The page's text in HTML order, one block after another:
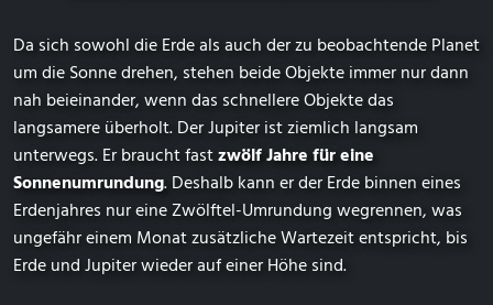
Da sich sowohl die Erde als auch der zu beobachtende Planet
um die Sonne drehen, stehen beide Objekte immer nur dann
nah beieinander, wenn das schnellere Objekte das
langsamere überholt. Der Jupiter ist ziemlich langsam
unterwegs. Er braucht fastzwölf Jahre für eine
Sonnenumrundung. Deshalb kann er der Erde binnen eines
Erdenjahres nur eine Zwölftel-Umrundung wegrennen, was
ungefähr einem Monat zusätzliche Wartezeit entspricht, bis
Erde und Jupiter wieder auf einer Höhe sind.